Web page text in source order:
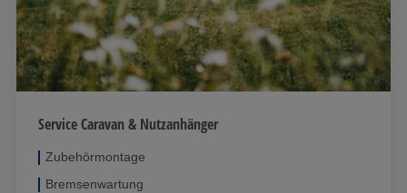
Service Caravan & Nutzanhänger
Zubehörmontage
Bremsenwartung